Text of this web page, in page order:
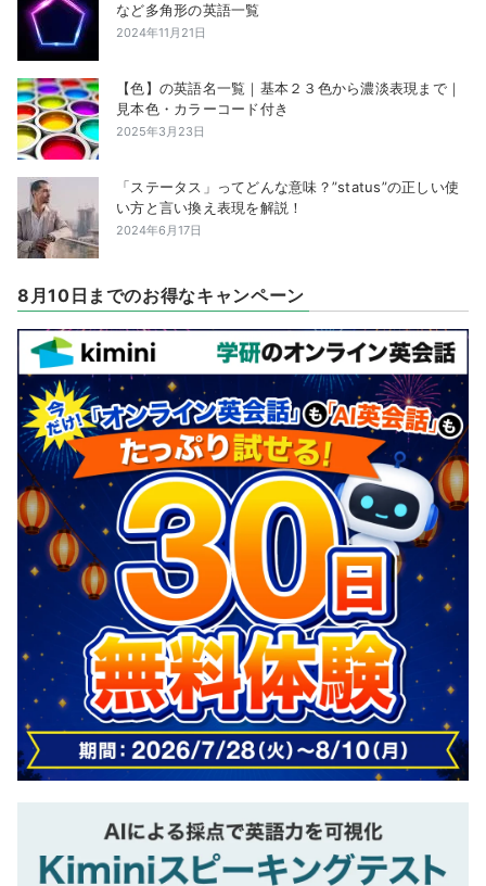
など多角形の英語一覧
2024年11月21日
【色】の英語名一覧｜基本２３色から濃淡表現まで｜
見本色・カラーコード付き
2025年3月23日
「ステータス」ってどんな意味？”status”の正しい使
い方と言い換え表現を解説！
2024年6月17日
8月10日までのお得なキャンペーン